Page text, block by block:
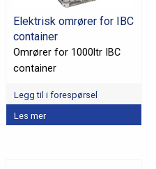
Elektrisk omrører for IBC
container
Omrører for 1000ltr IBC
container
Legg til i forespørsel
Dette
produktet
Les mer